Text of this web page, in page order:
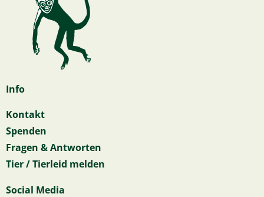
Info
Kontakt
Spenden
Fragen & Antworten
Tier / Tierleid melden
Social Media